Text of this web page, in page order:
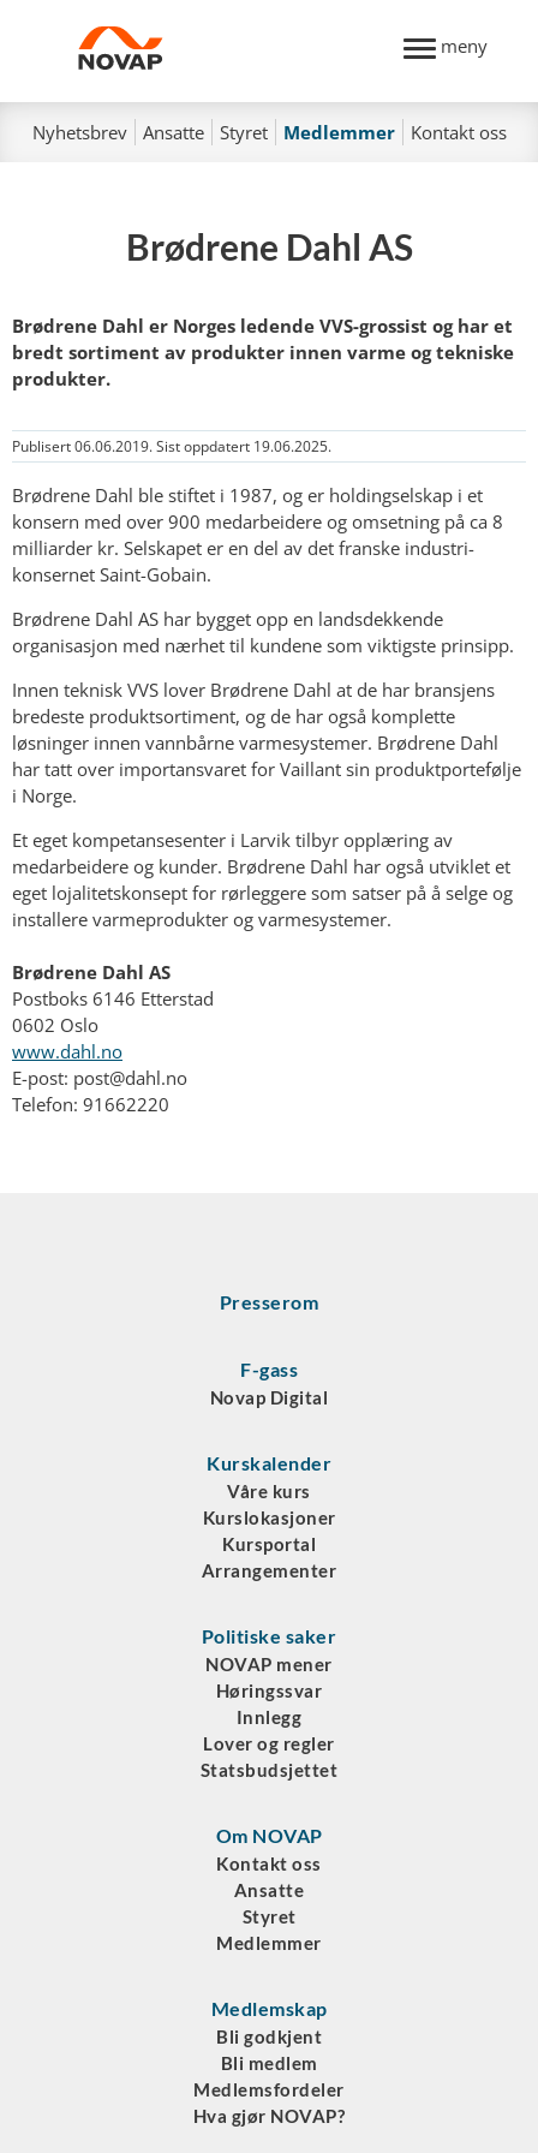
meny
Nyhetsbrev Ansatte Styret Medlemmer Kontakt oss
Brødrene Dahl AS
Brødrene Dahl er Norges ledende VVS-grossist og har et
bredt sortiment av produkter innen varme og tekniske
produkter.
Publisert 06.06.2019. Sist oppdatert 19.06.2025.
Brødrene Dahl ble stiftet i 1987, og er holdingselskap i et
konsern med over 900 medarbeidere og omsetning på ca 8
milliarder kr. Selskapet er en del av det franske industri-
konsernet Saint-Gobain.
Brødrene Dahl AS har bygget opp en landsdekkende
organisasjon med nærhet til kundene som viktigste prinsipp.
Innen teknisk VVS lover Brødrene Dahl at de har bransjens
bredeste produktsortiment, og de har også komplette
løsninger innen vannbårne varmesystemer. Brødrene Dahl
har tatt over importansvaret for Vaillant sin produktportefølje
i Norge.
Et eget kompetansesenter i Larvik tilbyr opplæring av
medarbeidere og kunder. Brødrene Dahl har også utviklet et
eget lojalitetskonsept for rørleggere som satser på å selge og
installere varmeprodukter og varmesystemer.
Brødrene Dahl AS
Postboks 6146 Etterstad
0602 Oslo
www.dahl.no
E-post: post@dahl.no
Telefon: 91662220
Presserom
F-gass
Novap Digital
Kurskalender
Våre kurs
Kurslokasjoner
Kursportal
Arrangementer
Politiske saker
NOVAP mener
Høringssvar
Innlegg
Lover og regler
Statsbudsjettet
Om NOVAP
Kontakt oss
Ansatte
Styret
Medlemmer
Medlemskap
Bli godkjent
Bli medlem
Medlemsfordeler
Hva gjør NOVAP?